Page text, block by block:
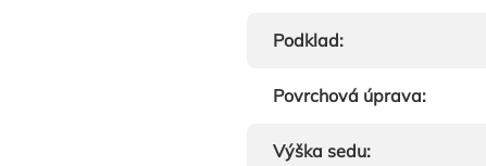
Podklad:
Povrchová úprava:
Výška sedu: